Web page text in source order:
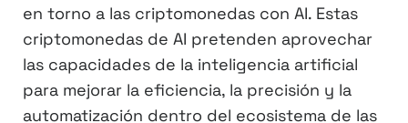
en torno a las criptomonedas con AI. Estas
criptomonedas de AI pretenden aprovechar
las capacidades de la inteligencia artificial
para mejorar la eficiencia, la precisión y la
automatización dentro del ecosistema de las